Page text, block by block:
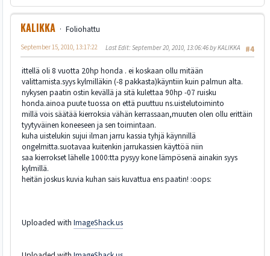
KALIKKA
Foliohattu
#4
September 15, 2010, 13:17:22 Last Edit: September 20, 2010, 13:06:46 by KALIKKA
ittellä oli 8 vuotta 20hp honda . ei koskaan ollu mitään
valittamista.syys kylmilläkin (-8 pakkasta)käyntiin kuin palmun alta.
nykysen paatin ostin kevällä ja sitä kulettaa 90hp -07 ruisku
honda.ainoa puute tuossa on että puuttuu ns.uistelutoiminto
millä vois säätää kierroksia vähän kerrassaan,muuten olen ollu erittäin
tyytyväinen koneeseen ja sen toimintaan.
kuha uistelukin sujui ilman jarru kassia tyhjä käynnillä
ongelmitta.suotavaa kuitenkin jarrukassien käyttöä niin
saa kierrokset lähelle 1000:tta pysyy kone lämpösenä ainakin syys
kylmillä.
heitän joskus kuvia kuhan sais kuvattua ens paatin! :oops:
Uploaded with ImageShack.us